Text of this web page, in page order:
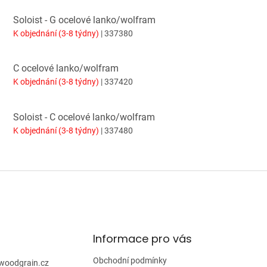
Soloist - G ocelové lanko/wolfram
K objednání (3-8 týdny) | 337380
C ocelové lanko/wolfram
K objednání (3-8 týdny) | 337420
Soloist - C ocelové lanko/wolfram
K objednání (3-8 týdny) | 337480
Informace pro vás
Obchodní podmínky